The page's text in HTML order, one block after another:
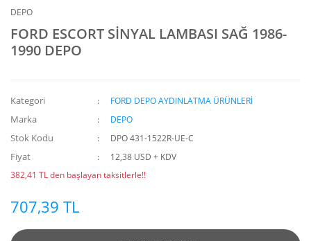
DEPO
FORD ESCORT SİNYAL LAMBASI SAĞ 1986-
1990 DEPO
Kategori FORD DEPO AYDINLATMA ÜRÜNLERİ
Marka DEPO
Stok Kodu DPO 431-1522R-UE-C
Fiyat
12,38 USD + KDV
382,41 TL den başlayan taksitlerle!!
707,39 TL